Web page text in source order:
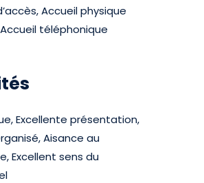
Accueil physique
téléphonique
Excellente présentation,
Aisance au
Excellent sens du